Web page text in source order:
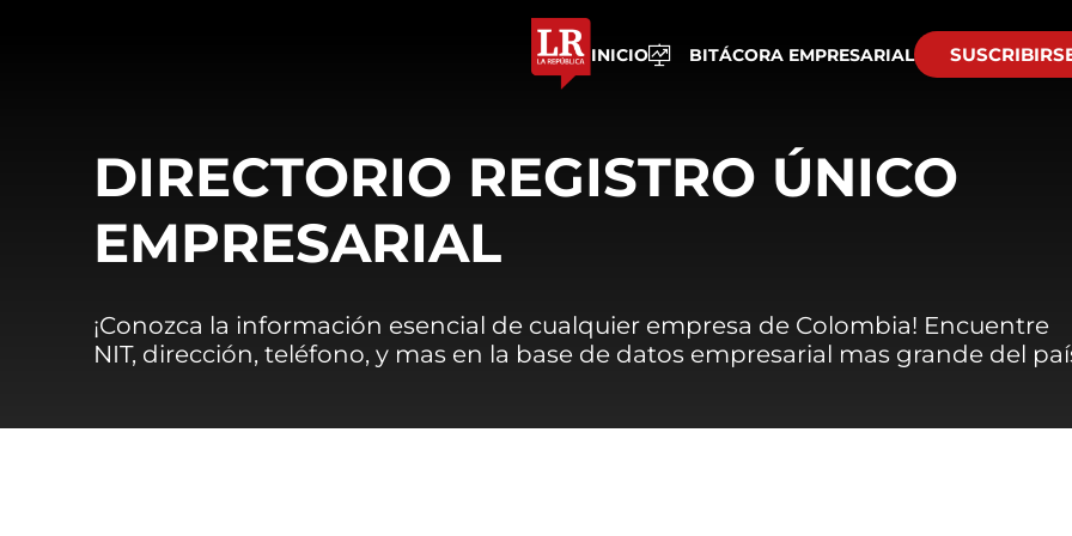
INICIO BITÁCORA EMPRESARIAL
DIRECTORIO REGISTRO ÚNICO
EMPRESARIAL
¡Conozca la información esencial de cualquier empresa de Colombia! Encuentre
NIT, dirección, teléfono, y mas en la base de datos empresarial mas grande del